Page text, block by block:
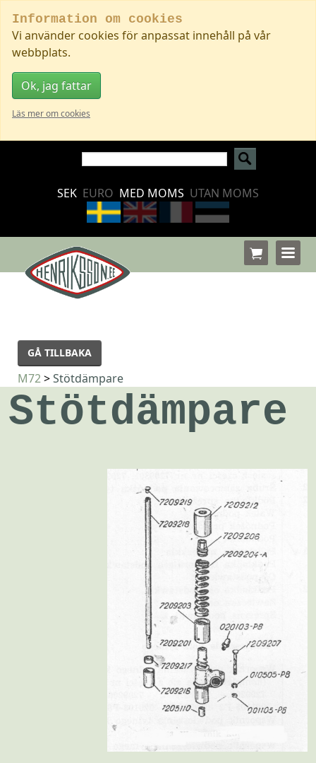
Information om cookies
Vi använder cookies för anpassat innehåll på vår
webbplats.
Ok, jag fattar
Läs mer om cookies
SEK EURO MED MOMS UTAN MOMS
GÅ TILLBAKA
M72>Stötdämpare
Stötdämpare